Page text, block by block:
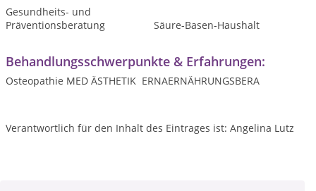
Gesundheits- und
Präventionsberatung
Säure-Basen-Haushalt
Behandlungsschwerpunkte & Erfahrungen:
Osteopathie MED ÄSTHETIK ERNAERNÄHRUNGSBERA
Verantwortlich für den Inhalt des Eintrages ist: Angelina Lutz